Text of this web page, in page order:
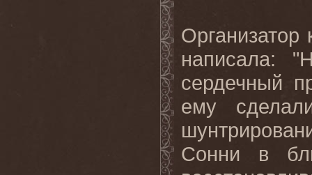
написала:
сердечный
ему
Сонни в